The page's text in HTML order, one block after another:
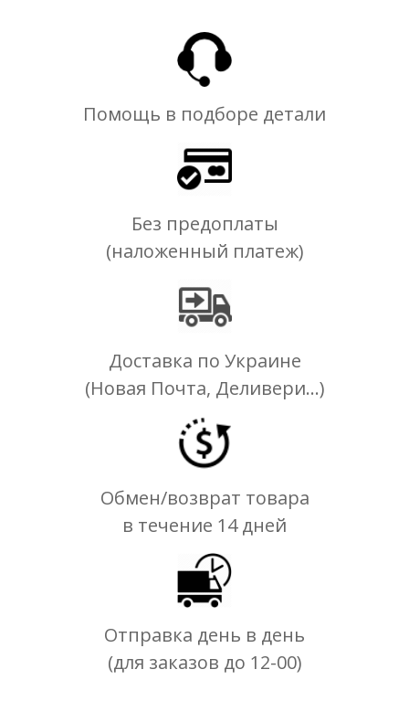
Помощь в подборе детали
Без предоплаты
(наложенный платеж)
Доставка по Украине
(Новая Почта, Деливери...)
Обмен/возврат товара
в течение 14 дней
Отправка день в день
(для заказов до 12-00)